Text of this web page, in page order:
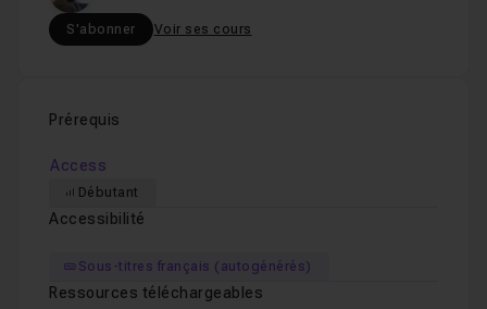
S'abonner Voir ses cours
Prérequis
Access
Débutant
Accessibilité
Sous-titres français (autogénérés)
Ressources téléchargeables